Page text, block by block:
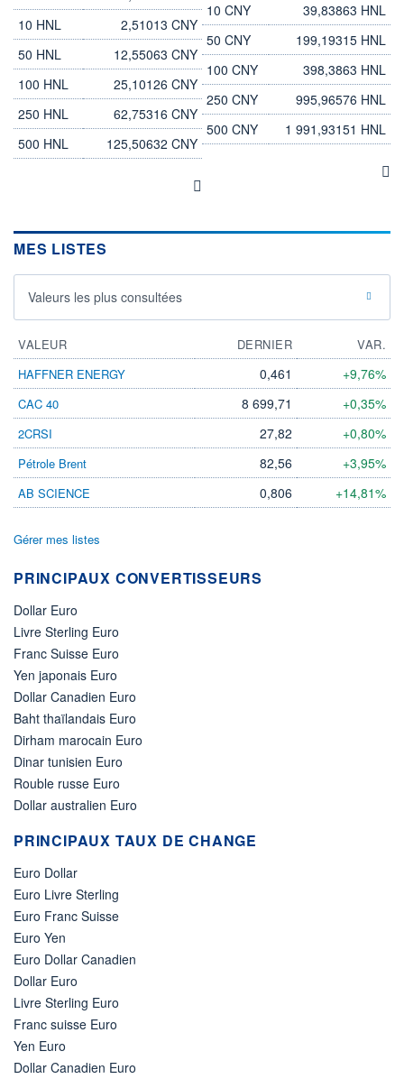
10 HNL
2,51013 CNY
50 HNL
12,55063 CNY
100 HNL
25,10126 CNY
250 HNL
62,75316 CNY
500 HNL
125,50632 CNY
10 CNY
39,83863 HNL
50 CNY
199,19315 HNL
100 CNY
398,3863 HNL
250 CNY
995,96576 HNL
500 CNY
1 991,93151 HNL
MES LISTES
Valeurs les plus consultées
VALEUR DERNIER
VAR.
HAFFNER ENERGY
0,461 +9,76%
CAC 40 8 699,71 +0,35%
2CRSI 27,82 +0,80%
Pétrole Brent 82,56 +3,95%
AB SCIENCE 0,806 +14,81%
Gérer mes listes
PRINCIPAUX CONVERTISSEURS
Dollar Euro
Livre Sterling Euro
Franc Suisse Euro
Yen japonais Euro
Dollar Canadien Euro
Baht thaïlandais Euro
Dirham marocain Euro
Dinar tunisien Euro
Rouble russe Euro
Dollar australien Euro
PRINCIPAUX TAUX DE CHANGE
Euro Dollar
Euro Livre Sterling
Euro Franc Suisse
Euro Yen
Euro Dollar Canadien
Dollar Euro
Livre Sterling Euro
Franc suisse Euro
Yen Euro
Dollar Canadien Euro